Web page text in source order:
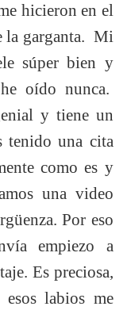
hicieron en el
la garganta. Mi
súper bien y
oído nunca.
y tiene un
tenido una cita
como es y
una video
Por eso
empiezo a
Es preciosa,
labios me